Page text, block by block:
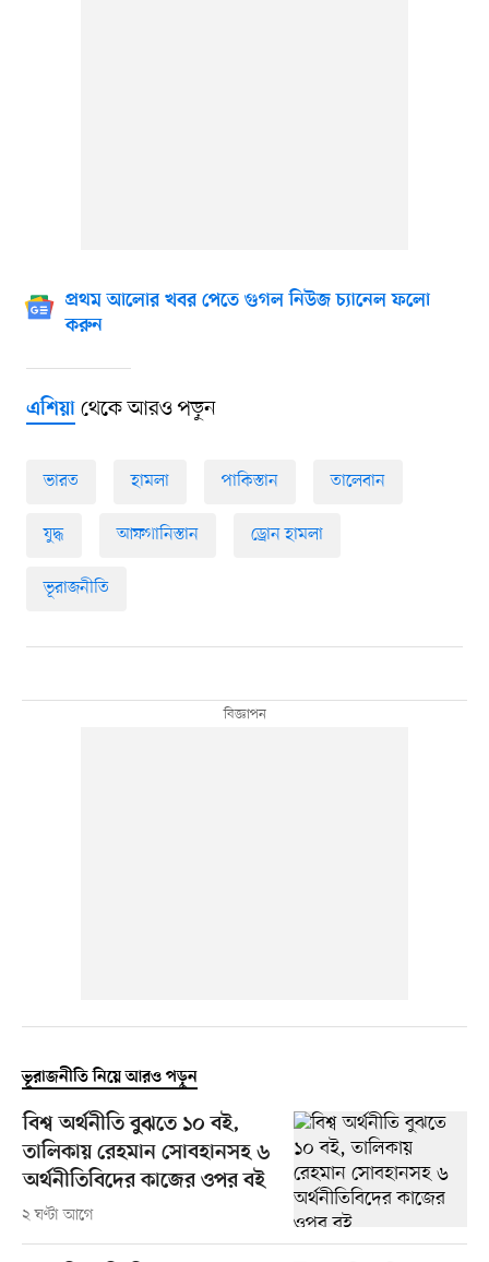
প্রথম আলোর খবর পেতে গুগল নিউজ চ্যানেল ফলো
করুন
এশিয়াথেকে আরও পড়ুন
ভারত হামলা পাকিস্তান তালেবান
যুদ্ধ আফগানিস্তান ড্রোন হামলা
ভূরাজনীতি
ভূরাজনীতি নিয়ে আরও পড়ুন
বিশ্ব অর্থনীতি বুঝতে ১০ বই,
তালিকায় রেহমান সোবহানসহ ৬
অর্থনীতিবিদের কাজের ওপর বই
২ ঘণ্টা আগে